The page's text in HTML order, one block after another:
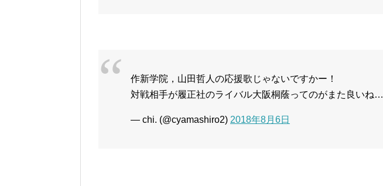
作新学院，山田哲人の応援歌じゃないですかー！
対戦相手が履正社のライバル大阪桐蔭ってのがまた良いね…
— chi. (@cyamashiro2) 2018年8月6日